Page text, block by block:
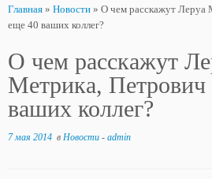
содержимому
Главная » Новости » О чем расскажут Леруа
еще 40 ваших коллег?
О чем расскажут
Метрика,
ваших коллег?
7 мая 2014 в Новости - admin